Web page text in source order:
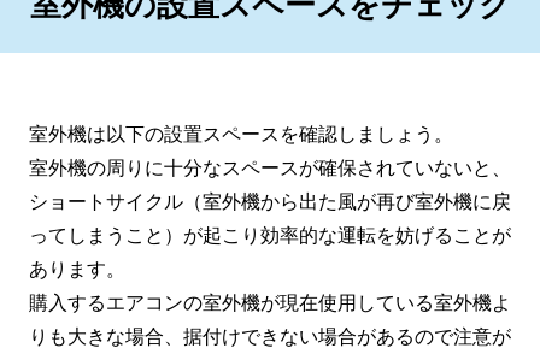
室外機は以下の設置スペースを確認しましょう。
室外機の周りに十分なスペースが確保されていないと、
ショートサイクル（室外機から出た風が再び室外機に戻
ってしまうこと）が起こり効率的な運転を妨げることが
あります。
購入するエアコンの室外機が現在使用している室外機よ
りも大きな場合、据付けできない場合があるので注意が